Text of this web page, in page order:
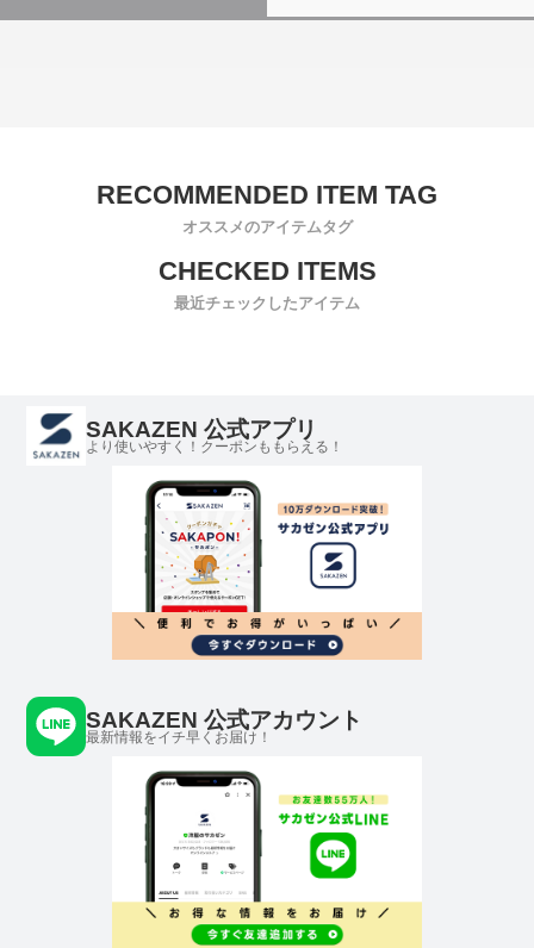
オススメのアイテムタグ
最近チェックしたアイテム
SAKAZEN 公式アプリ
より使いやすく！クーポンももらえる！
SAKAZEN 公式アカウント
最新情報をイチ早くお届け！